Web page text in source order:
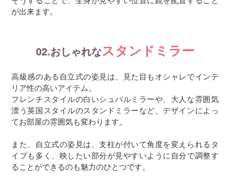
が出来ます。
02.おしゃれなスタンドミラー
高級感のある自立式の姿見は、見た目もオシャレでインテ
リア性の高いアイテム。
フレンチスタイルの白いシュバルミラーや、大人な雰囲気
漂う英国スタイルのスタンドミラーなど、デザインによっ
てお部屋の雰囲気も変わります。
また、自立式の姿見は、支柱が付いて角度を変えられるタ
イプも多く、映したい部分が見やすいように自分で調整す
ることができるのも魅力のひとつです。